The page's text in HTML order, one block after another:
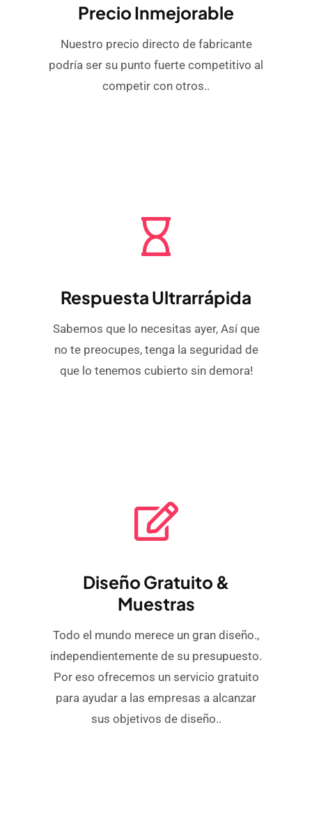
Precio Inmejorable
Nuestro precio directo de fabricante
podría ser su punto fuerte competitivo al
competir con otros..
Respuesta Ultrarrápida
Sabemos que lo necesitas ayer, Así que
no te preocupes, tenga la seguridad de
que lo tenemos cubierto sin demora!
Diseño Gratuito &
Muestras
Todo el mundo merece un gran diseño.,
independientemente de su presupuesto.
Por eso ofrecemos un servicio gratuito
para ayudar a las empresas a alcanzar
sus objetivos de diseño..